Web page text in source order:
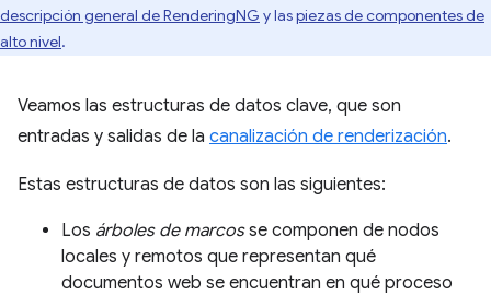
descripción general de RenderingNG y laspiezas de componentes de
alto nivel.
Veamos las estructuras de datos clave, que son
entradas y salidas de la canalización de renderización.
Estas estructuras de datos son las siguientes:
Los árboles de marcosse componen de nodos
locales y remotos que representan qué
documentos web se encuentran en qué proceso